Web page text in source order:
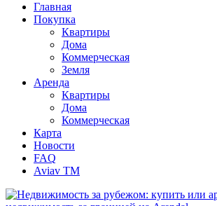
Главная
Покупка
Квартиры
Дома
Коммерческая
Земля
Аренда
Квартиры
Дома
Коммерческая
Карта
Новости
FAQ
Aviav TM